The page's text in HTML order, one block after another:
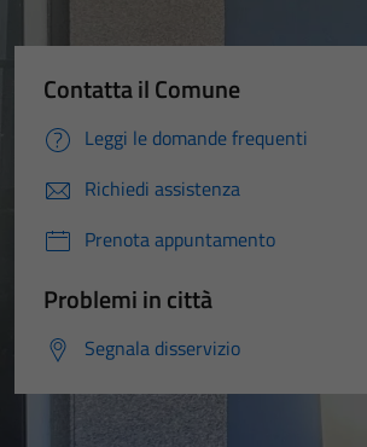
Contatta il Comune
Leggi le domande frequenti
Richiedi assistenza
Prenota appuntamento
Problemi in città
Segnala disservizio